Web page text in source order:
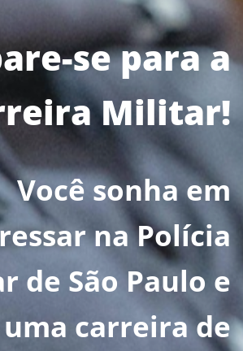
se para a
Militar!
Você sonha em
na Polícia
de São Paulo e
carreira de